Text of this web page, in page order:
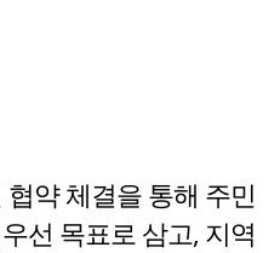
약 체결을 통해 주민
선 목표로 삼고, 지역